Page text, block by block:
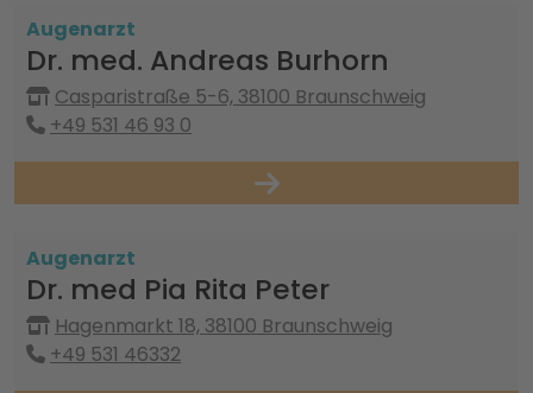
Augenarzt
Dr. med. Andreas Burhorn
Casparistraße 5-6, 38100 Braunschweig
+49 531 46 93 0
Augenarzt
Dr. med Pia Rita Peter
Hagenmarkt 18, 38100 Braunschweig
+49 531 46332